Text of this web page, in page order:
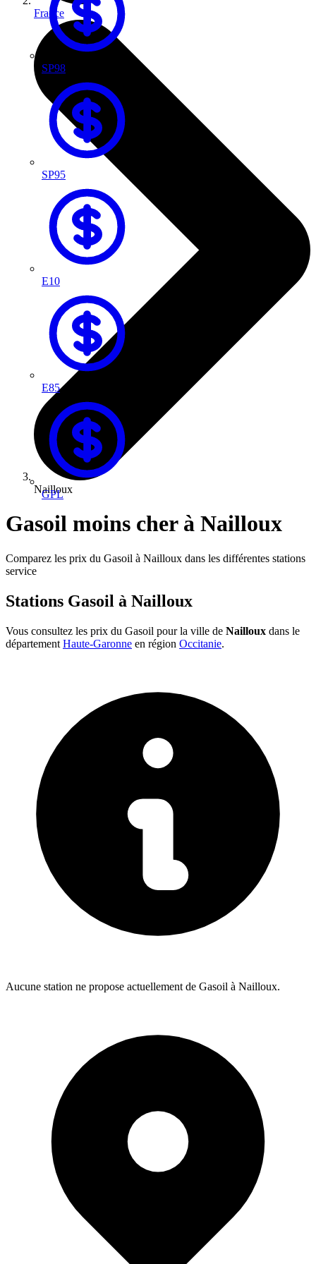
SP98
SP95
E10
E85
GPL
France
Nailloux
Gasoil moins cher à Nailloux
Comparez les prix du Gasoil à Nailloux dans les différentes stations
service
Stations Gasoil à Nailloux
Vous consultez les prix du Gasoil pour la ville de Nailloux dans le
département Haute-Garonne en région Occitanie.
Aucune station ne propose actuellement de Gasoil à Nailloux.